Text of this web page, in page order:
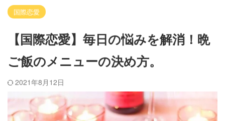
国際恋愛
【国際恋愛】毎日の悩みを解消！晩
ご飯のメニューの決め方。
2021年8月12日